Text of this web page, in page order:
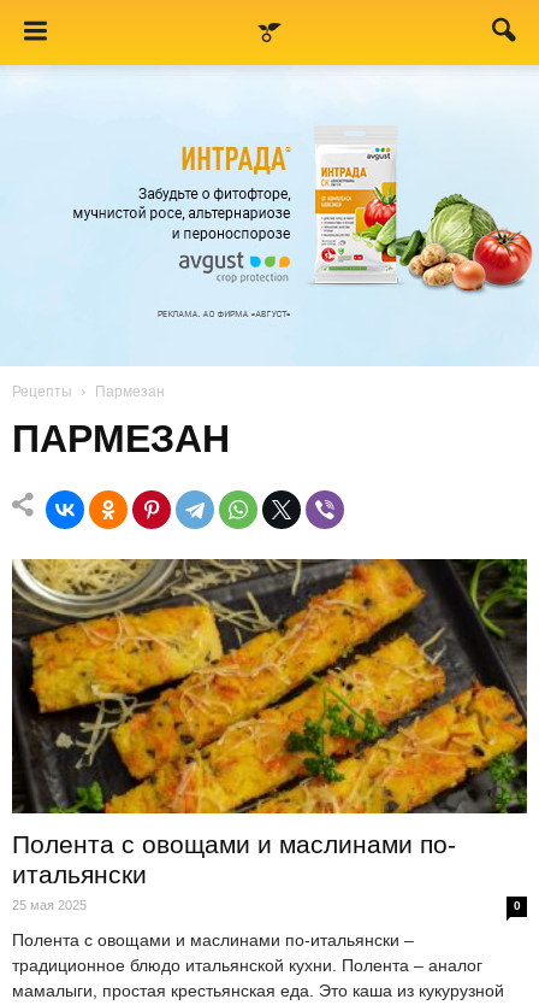
Рецепты Пармезан
ПАРМЕЗАН
Полента с овощами и маслинами по-
итальянски
25 мая 2025 0
Полента с овощами и маслинами по-итальянски –
традиционное блюдо итальянской кухни. Полента – аналог
мамалыги, простая крестьянская еда. Это каша из кукурузной